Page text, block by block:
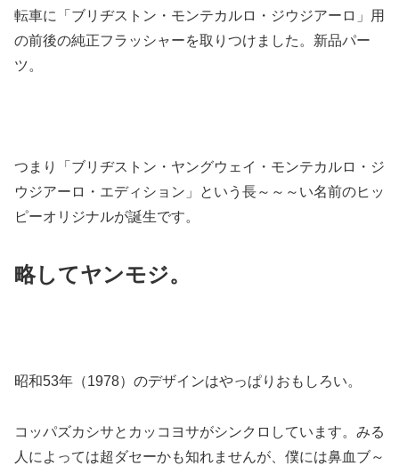
転車に「ブリヂストン・モンテカルロ・ジウジアーロ」用
の前後の純正フラッシャーを取りつけました。新品パー
ツ。
つまり「ブリヂストン・ヤングウェイ・モンテカルロ・ジ
ウジアーロ・エディション」という長～～～い名前のヒッ
ピーオリジナルが誕生です。
略してヤンモジ。
昭和53年（1978）のデザインはやっぱりおもしろい。
コッパズカシサとカッコヨサがシンクロしています。みる
人によっては超ダセーかも知れませんが、僕には鼻血ブ～